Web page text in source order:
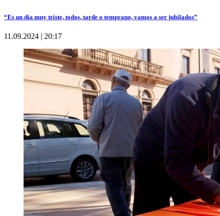
“Es un día muy triste, todos, tarde o temprano, vamos a ser jubilados”
11.09.2024 | 20:17